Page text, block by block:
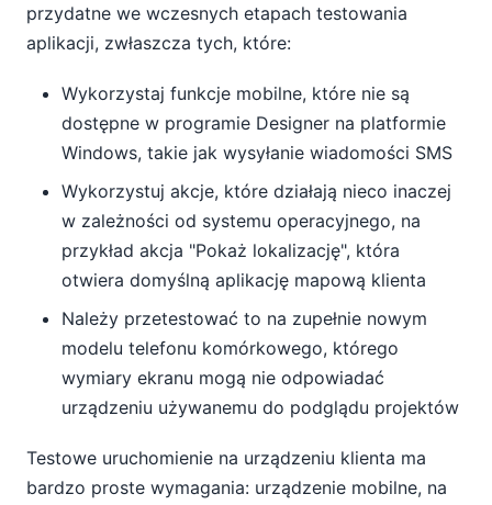
przydatne we wczesnych etapach testowania
aplikacji, zwłaszcza tych, które:
Wykorzystaj funkcje mobilne, które nie są
dostępne w programie Designer na platformie
Windows, takie jak wysyłanie wiadomości SMS
Wykorzystuj akcje, które działają nieco inaczej
w zależności od systemu operacyjnego, na
przykład akcja "Pokaż lokalizację", która
otwiera domyślną aplikację mapową klienta
Należy przetestować to na zupełnie nowym
modelu telefonu komórkowego, którego
wymiary ekranu mogą nie odpowiadać
urządzeniu używanemu do podglądu projektów
Testowe uruchomienie na urządzeniu klienta ma
bardzo proste wymagania: urządzenie mobilne, na